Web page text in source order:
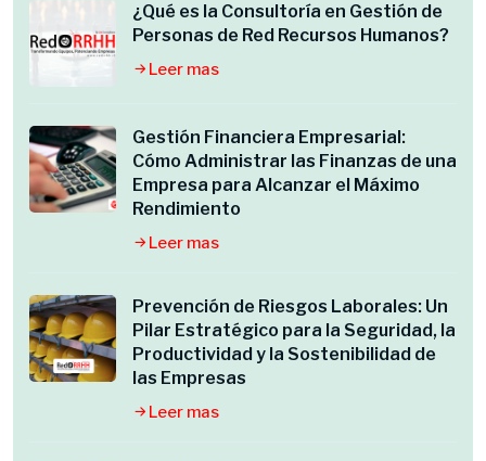
¿Qué es la Consultoría en Gestión de
Personas de Red Recursos Humanos?
Leer mas
Gestión Financiera Empresarial:
Cómo Administrar las Finanzas de una
Empresa para Alcanzar el Máximo
Rendimiento
Leer mas
Prevención de Riesgos Laborales: Un
Pilar Estratégico para la Seguridad, la
Productividad y la Sostenibilidad de
las Empresas
Leer mas